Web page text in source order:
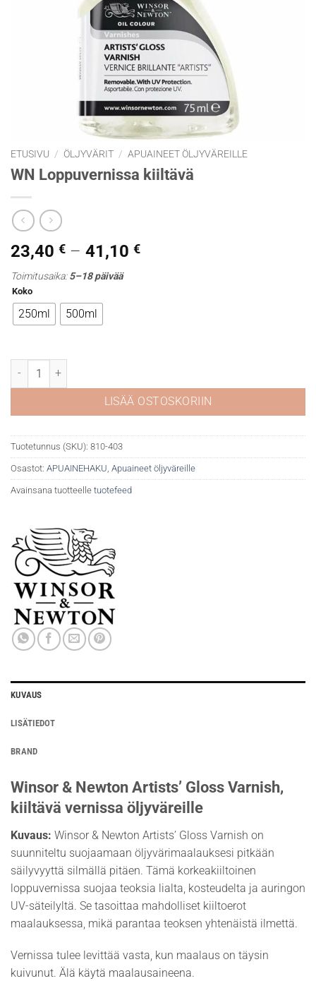
ETUSIVU / ÖLJYVÄRIT / APUAINEET ÖLJYVÄREILLE
WN Loppuvernissa kiiltävä
23,40 € – 41,10 €Hintaluokka:
Toimitusaika:5–18 päivää
Koko
250ml 500ml
WN Loppuvernissa kiiltävä määrä
LISÄÄ OSTOSKORIIN
Tuotetunnus (SKU): 810-403
Osastot: APUAINEHAKU, Apuaineet öljyväreille
Avainsana tuotteelle tuotefeed
KUVAUS
LISÄTIEDOT
BRAND
Winsor & Newton Artists’ Gloss Varnish,
kiiltävä vernissa öljyväreille
Kuvaus: Winsor & Newton Artists’ Gloss Varnish on
suunniteltu suojaamaan öljyvärimaalauksesi pitkään
säilyvyyttä silmällä pitäen. Tämä korkeakiiltoinen
loppuvernissa suojaa teoksia lialta, kosteudelta ja auringon
UV-säteilyltä. Se tasoittaa mahdolliset kiiltoerot
maalauksessa, mikä parantaa teoksen yhtenäistä ilmettä.
Vernissa tulee levittää vasta, kun maalaus on täysin
kuivunut. Älä käytä maalausaineena.